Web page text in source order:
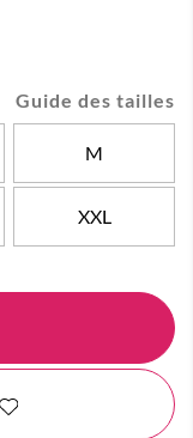
Guide des tailles
M
XXL